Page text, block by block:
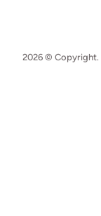
2026 © Copyright.